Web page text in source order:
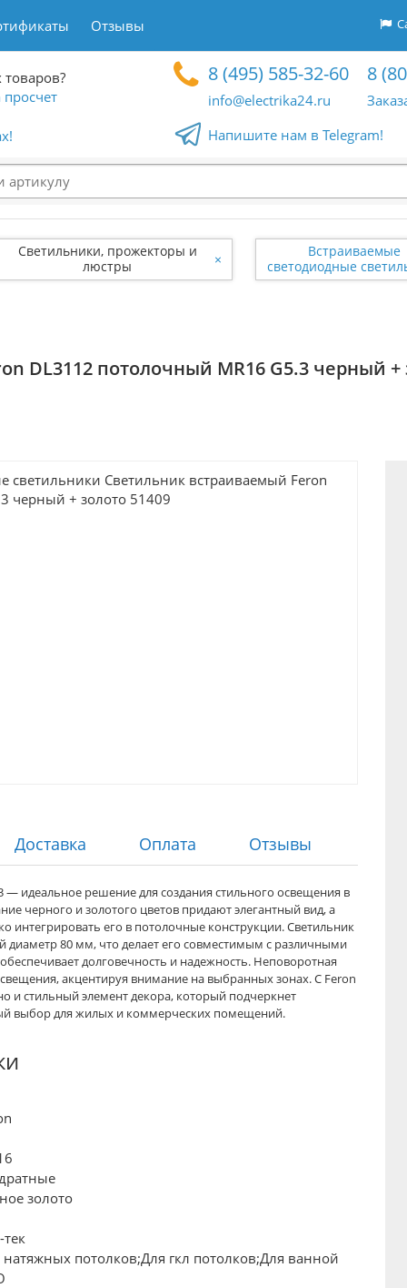
Отзывы
8 (495) 585-32-60
info@electrika24.ru
8
Напишите нам в Telegram!
Светильники, прожекторы и
люстры
×
Встраиваемые
светодиодные
DL3112 потолочный MR16 G5.3 черный +
Доставка Оплата Отзывы
— идеальное решение для создания стильного освещения в
черного и золотого цветов придают элегантный вид, а
его в потолочные конструкции. Светильник
диаметр 80 мм, что делает его совместимым с различными
долговечность и надежность. Неповоротная
акцентируя внимание на выбранных зонах. С Feron
и стильный элемент декора, который подчеркнет
выбор для жилых и коммерческих помещений.
золото
натяжных потолков;Для гкл потолков;Для ванной